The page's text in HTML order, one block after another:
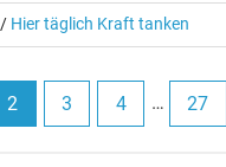
/ Hier täglich Kraft tanken
2 3 4 … 27